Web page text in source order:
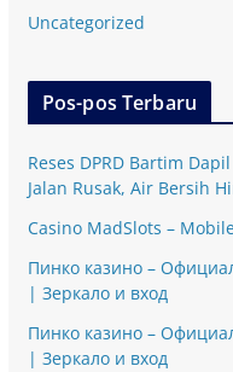
Uncategorized
Pos-pos Terbaru
Reses DPRD Bartim
Jalan Rusak, Air Bersih
Casino MadSlots –
Пинко казино –
| Зеркало и вход
Пинко казино –
| Зеркало и вход